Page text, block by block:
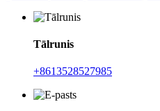
Tālrunis
+8613528527985